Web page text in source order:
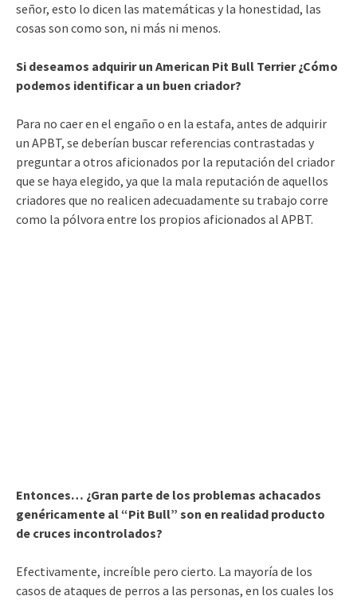
señor, esto lo dicen las matemáticas y la honestidad, las
cosas son como son, ni más ni menos.
Si deseamos adquirir un American Pit Bull Terrier ¿Cómo
podemos identificar a un buen criador?
Para no caer en el engaño o en la estafa, antes de adquirir
un APBT, se deberían buscar referencias contrastadas y
preguntar a otros aficionados por la reputación del criador
que se haya elegido, ya que la mala reputación de aquellos
criadores que no realicen adecuadamente su trabajo corre
como la pólvora entre los propios aficionados al APBT.
Entonces… ¿Gran parte de los problemas achacados
genéricamente al “Pit Bull” son en realidad producto
de cruces incontrolados?
Efectivamente, increíble pero cierto. La mayoría de los
casos de ataques de perros a las personas, en los cuales los